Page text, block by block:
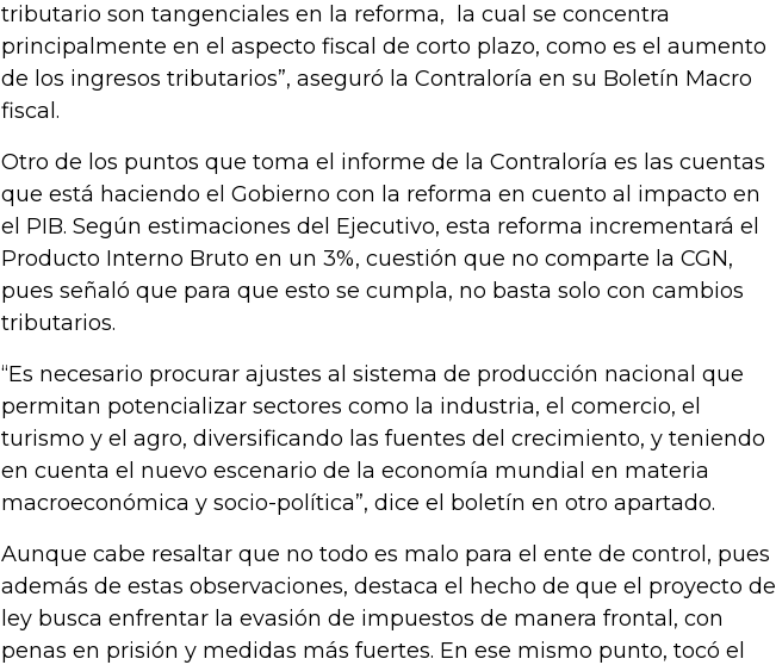
tributario son tangenciales en la reforma, la cual se concentra
principalmente en el aspecto fiscal de corto plazo, como es el aumento
de los ingresos tributarios”, aseguró la Contraloría en su Boletín Macro
fiscal.
Otro de los puntos que toma el informe de la Contraloría es las cuentas
que está haciendo el Gobierno con la reforma en cuento al impacto en
el PIB. Según estimaciones del Ejecutivo, esta reforma incrementará el
Producto Interno Bruto en un 3%, cuestión que no comparte la CGN,
pues señaló que para que esto se cumpla, no basta solo con cambios
tributarios.
“Es necesario procurar ajustes al sistema de producción nacional que
permitan potencializar sectores como la industria, el comercio, el
turismo y el agro, diversificando las fuentes del crecimiento, y teniendo
en cuenta el nuevo escenario de la economía mundial en materia
macroeconómica y socio-política”, dice el boletín en otro apartado.
Aunque cabe resaltar que no todo es malo para el ente de control, pues
además de estas observaciones, destaca el hecho de que el proyecto de
ley busca enfrentar la evasión de impuestos de manera frontal, con
penas en prisión y medidas más fuertes. En ese mismo punto, tocó el